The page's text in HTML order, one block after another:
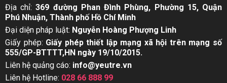
Địa chỉ:369 đường Phan Đình Phùng, Phường 15, Quận
Phú Nhuận, Thành phố Hồ Chí Minh
Đại diện pháp luật: Nguyễn Hoàng Phượng Linh
Giấy phép: Giấy phép thiết lập mạng xã hội trên mạng số
555/GP-BTTTT,HN ngày 19/10/2015.
Liên hệ quảng cáo: info@yeutre.vn
Liên hệ Hotline: 028 66 888 99